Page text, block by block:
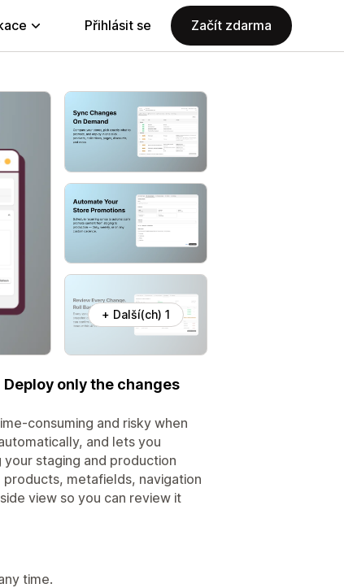
Přihlásit se Začít zdarma
+ Další(ch) 1
only the changes
consuming and risky when
and lets you
staging and production
metafields, navigation
view so you can review it
time.